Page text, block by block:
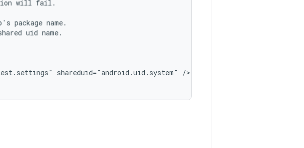
will fail.
package name.
uid
shareduid="android.uid.system"
/>